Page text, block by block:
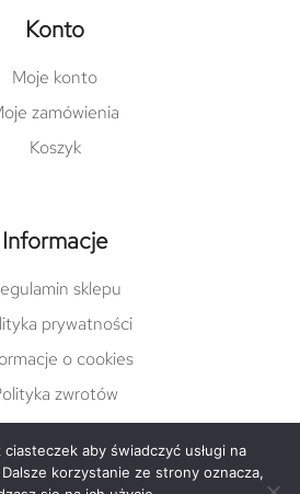
Konto
Moje konto
zamówienia
Koszyk
Informacje
sklepu
prywatności
o cookies
zwrotów
aby świadczyć usługi na
korzystanie ze strony oznacza,